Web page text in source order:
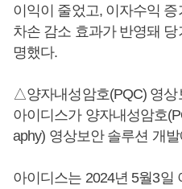
이익이 줄었고, 이자수익
차손 감소 효과가 반영돼
명했다.
△양자내성암호(PQC) 영상
아이디스가 양자내성암호
aphy) 영상보안 솔루션 개
아이디스는 2024년 5월3일